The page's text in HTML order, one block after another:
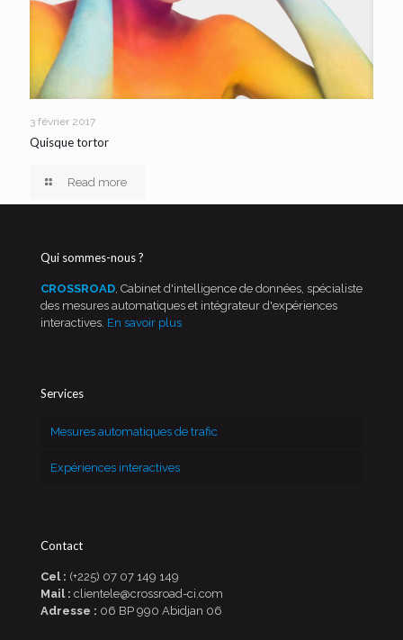
3 février 2017
Quisque tortor
Read more
Qui sommes-nous ?
CROSSROAD , Cabinet d'intelligence de données, spécialiste
des mesures automatiques et intégrateur d'expériences
interactives. En savoir plus
Services
Mesures automatiques de trafic
Expériences interactives
Contact
Cel : (+225) 07 07 149 149
Mail : clientele@crossroad-ci.com
Adresse : 06 BP 990 Abidjan 06